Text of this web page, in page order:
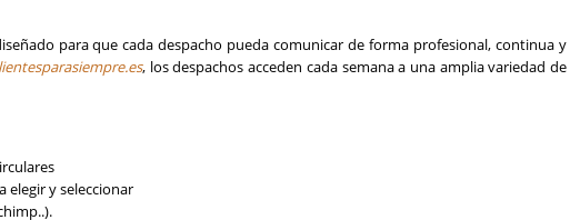
para que cada despacho pueda comunicar de forma profesional, continua y
, los despachos acceden cada semana a una amplia variedad de
elegir y seleccionar